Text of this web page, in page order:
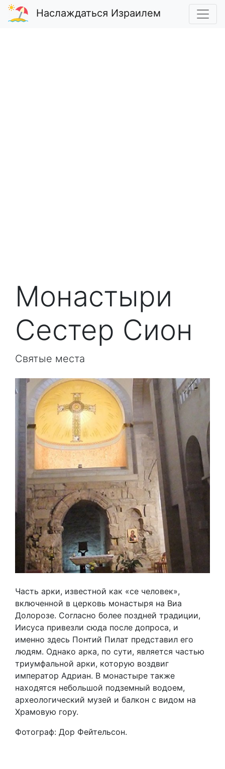
Наслаждаться Израилем
Монастыри
Сестер Сион
Святые места
Часть арки, известной как «се человек»,
включенной в церковь монастыря на Виа
Долорозе. Согласно более поздней традиции,
Иисуса привезли сюда после допроса, и
именно здесь Понтий Пилат представил его
людям. Однако арка, по сути, является частью
триумфальной арки, которую воздвиг
император Адриан. В монастыре также
находятся небольшой подземный водоем,
археологический музей и балкон с видом на
Храмовую гору.
Фотограф: Дор Фейтельсон.